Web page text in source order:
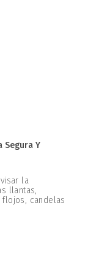
Segura Y
la
llantas,
candelas